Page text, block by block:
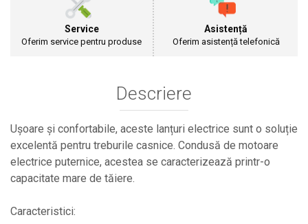
Plasa sarma galvanizata zincata
Plasa sarma rabit
Sarma moale neagra pentru fierari si
dulgheri; sarma zincata; sarma ghimpata
Plase anti buruieni
Plase pentru castraveti
Mobilier PVC
Mobilier PVC pentru grădină
Service
Oferim service pentru produse
Asistență
Oferim asistență telefonică
Descriere
Ușoare și confortabile, aceste lanțuri electrice sunt o soluție
excelentă pentru treburile casnice. Condusă de motoare
electrice puternice, acestea se caracterizează printr-o
capacitate mare de tăiere.
Caracteristici: